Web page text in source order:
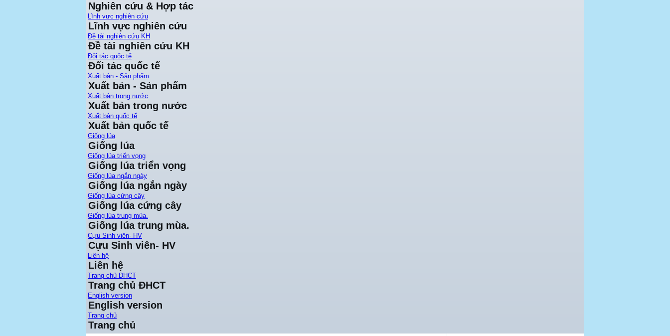
Nghiên cứu & Hợp tác
Lĩnh vực nghiên cứu
Lĩnh vực nghiên cứu
Đề tài nghiên cứu KH
Đề tài nghiên cứu KH
Đối tác quốc tế
Đối tác quốc tế
Xuất bản - Sản phẩm
Xuất bản - Sản phẩm
Xuất bản trong nước
Xuất bản trong nước
Xuất bản quốc tế
Xuất bản quốc tế
Giống lúa
Giống lúa
Giống lúa triển vọng
Giống lúa triển vọng
Giống lúa ngắn ngày
Giống lúa ngắn ngày
Giống lúa cứng cây
Giống lúa cứng cây
Giống lúa trung mùa.
Giống lúa trung mùa.
Cựu Sinh viên- HV
Cựu Sinh viên- HV
Liên hệ
Liên hệ
Trang chủ ĐHCT
Trang chủ ĐHCT
English version
English version
Trang chủ
Trang chủ